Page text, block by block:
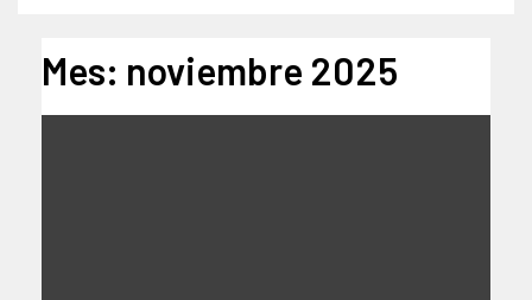
Mes: noviembre 2025